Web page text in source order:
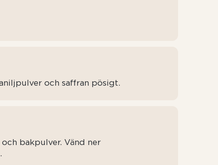
och saffran pösigt.
bakpulver. Vänd ner